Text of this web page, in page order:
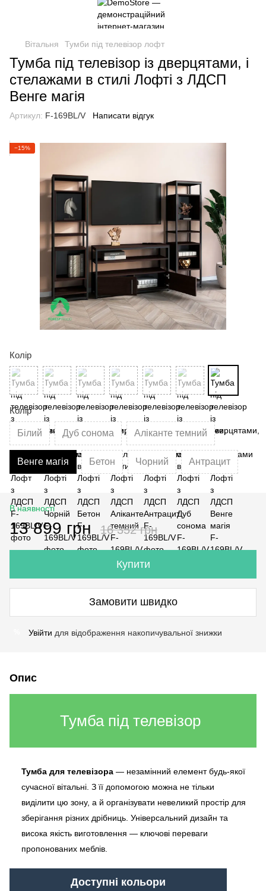
Вітальня Тумби під телевізор лофт
Тумба під телевізор із дверцятами, і
стелажами в стилі Лофті з ЛДСП
Венге магія
Артикул: F-169BL/V Написати відгук
−15%
Колір
Колір
Білий Дуб сонома Аліканте темний
Венге магія Бетон Чорний Антрацит
В наявності
13 899 грн 16 352 грн
Купити
Замовити швидко
Увійти для відображення накопичувальної знижки
Опис
Тумба під телевізор
Тумба для телевізора — незамінний елемент будь-якої
сучасної вітальні. З її допомогою можна не тільки
виділити цю зону, а й організувати невеликий простір для
зберігання різних дрібниць. Універсальний дизайн та
висока якість виготовлення — ключові переваги
пропонованих меблів.
Доступні кольори